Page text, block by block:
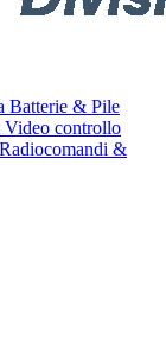
Batterie & Pile
Video controllo
Radiocomandi &